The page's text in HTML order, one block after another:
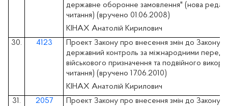
державне оборонне замовлення" (нова
читання) (вручено 01.06.2008)
КІНАХ Анатолій Кирилович
30.
4123
Проект Закону про внесення змін до Закону
державний контроль за міжнародними
військового призначення та подвійного
читання) (вручено 17.06.2010)
КІНАХ Анатолій Кирилович
31.
2057
Проект Закону про внесення змін до Закону